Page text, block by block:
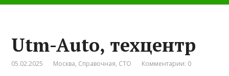
Utm-Auto, техцентр
05.02.2025 Москва, Справочная, СТО Комментарии: 0